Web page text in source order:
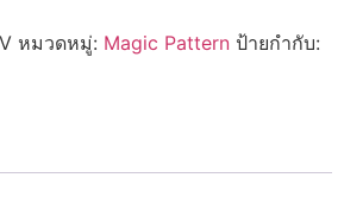
หมวดหมู่: Magic Pattern ป้ายกำกับ: